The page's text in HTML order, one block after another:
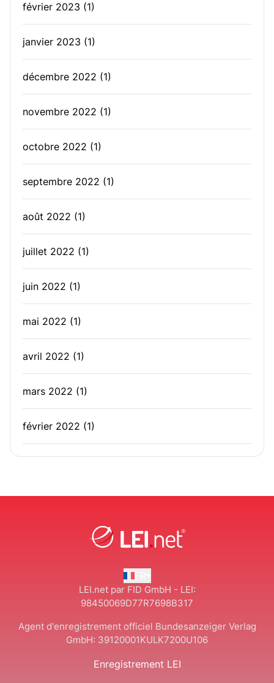
février 2023 (1)
janvier 2023 (1)
décembre 2022 (1)
novembre 2022 (1)
octobre 2022 (1)
septembre 2022 (1)
août 2022 (1)
juillet 2022 (1)
juin 2022 (1)
mai 2022 (1)
avril 2022 (1)
mars 2022 (1)
février 2022 (1)
FR
LEI.net par FID GmbH - LEI:
98450069D77R7698B317
Agent d'enregistrement officiel Bundesanzeiger Verlag
GmbH: 39120001KULK7200U106
Enregistrement LEI